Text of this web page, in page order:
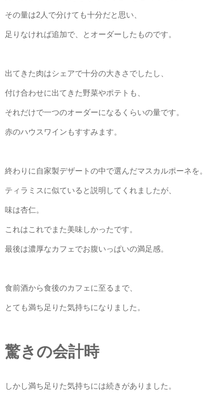
その量は2人で分けても十分だと思い、
足りなければ追加で、とオーダーしたものです。
出てきた肉はシェアで十分の大きさでしたし、
付け合わせに出てきた野菜やポテトも、
それだけで一つのオーダーになるくらいの量です。
赤のハウスワインもすすみます。
終わりに自家製デザートの中で選んだマスカルポーネを。
ティラミスに似ていると説明してくれましたが、
味は杏仁。
これはこれでまた美味しかったです。
最後は濃厚なカフェでお腹いっぱいの満足感。
食前酒から食後のカフェに至るまで、
とても満ち足りた気持ちになりました。
驚きの会計時
しかし満ち足りた気持ちには続きがありました。